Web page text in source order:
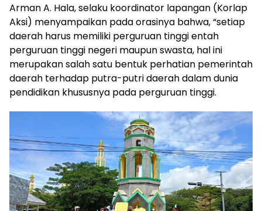
Arman A. Hala, selaku koordinator lapangan (Korlap
Aksi) menyampaikan pada orasinya bahwa, “setiap
daerah harus memiliki perguruan tinggi entah
perguruan tinggi negeri maupun swasta, hal ini
merupakan salah satu bentuk perhatian pemerintah
daerah terhadap putra-putri daerah dalam dunia
pendidikan khususnya pada perguruan tinggi.